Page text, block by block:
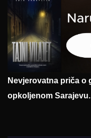
Nevjerovatna priča o
opkoljenom Sarajevu.